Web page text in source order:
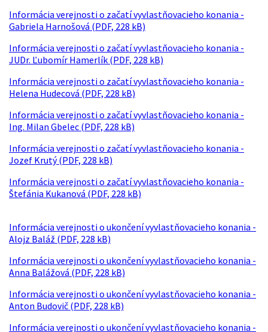
Informácia verejnosti o začatí vyvlastňovacieho konania -
Gabriela Harnošová (PDF, 228 kB)
Informácia verejnosti o začatí vyvlastňovacieho konania -
JUDr. Ľubomír Hamerlík (PDF, 228 kB)
Informácia verejnosti o začatí vyvlastňovacieho konania -
Helena Hudecová (PDF, 228 kB)
Informácia verejnosti o začatí vyvlastňovacieho konania -
Ing. Milan Gbelec (PDF, 228 kB)
Informácia verejnosti o začatí vyvlastňovacieho konania -
Jozef Krutý (PDF, 228 kB)
Informácia verejnosti o začatí vyvlastňovacieho konania -
Štefánia Kukanová (PDF, 228 kB)
Informácia verejnosti o ukončení vyvlastňovacieho konania -
Alojz Baláž (PDF, 228 kB)
Informácia verejnosti o ukončení vyvlastňovacieho konania -
Anna Balážová (PDF, 228 kB)
Informácia verejnosti o ukončení vyvlastňovacieho konania -
Anton Budovič (PDF, 228 kB)
Informácia verejnosti o ukončení vyvlastňovacieho konania -